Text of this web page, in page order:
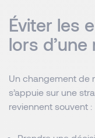
Éviter les
lors
Un changement de
s’appuie sur une
reviennent souvent :